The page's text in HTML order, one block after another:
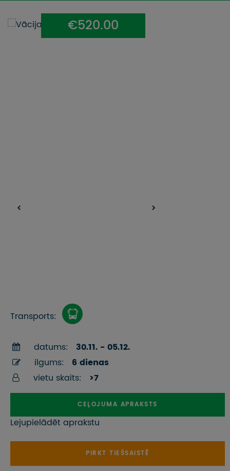
IMPRO KONKURSI€520.00
Transports:
datums:
30.11. - 05.12.
ilgums:
6 dienas
vietu skaits:
>7
CEĻOJUMA APRAKSTS
Lejupielādēt aprakstu
PIRKT TIEŠSAISTĒ